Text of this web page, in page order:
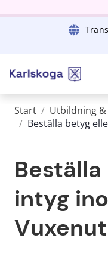
Gå till innehåll
Start / Utbildning
/ Beställa betyg
intyg